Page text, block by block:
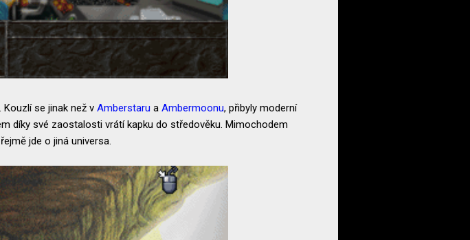
se jinak než v Amberstaru a Ambermoonu, přibyly moderní
díky své zaostalosti vrátí kapku do středověku. Mimochodem
jde o jiná universa.